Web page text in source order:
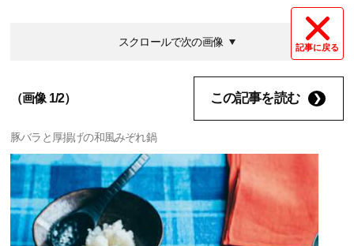
記事に戻る
スクロールで次の画像
（画像 1/2） この記事を読む
豚バラと厚揚げの和風みぞれ鍋